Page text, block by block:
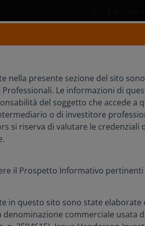
Soluzioni di investimento
MARTIN,
nella presente sezione del sito
Le informazioni di
del soggetto che accede
o di investitore
si riserva di valutare le credenziali
il Prospetto Informativo
in questo sito sono state elaborate
commerciale usata